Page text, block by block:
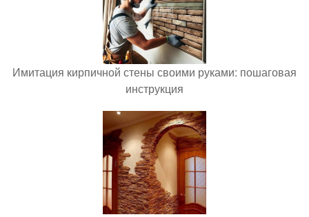
Имитация кирпичной стены своими руками: пошаговая
инструкция